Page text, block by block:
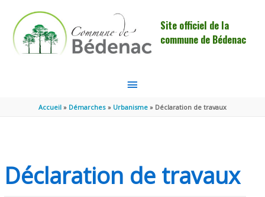
Site officiel de la
commune de Bédenac
MENU
PRINCIPAL
Accueil Démarches Urbanisme Déclaration de travaux
Déclaration de travaux